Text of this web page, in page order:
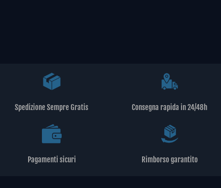
Spedizione Sempre Gratis Consegna rapida in 24/48h
Pagamenti sicuri Rimborso garantito